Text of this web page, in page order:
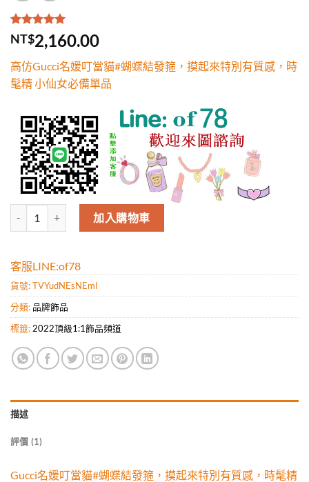
評分5.00 /
5，已有
1
位
分
NT$2,160.00
高仿Gucci名媛叮當貓#蝴蝶結發箍，摸起來特別有質感，時
髦精 小仙女必備單品
高仿Gucci名媛叮當貓#蝴蝶結發箍，摸起來特別有質感，時髦精 小仙
加入購物車
客服LINE:of78
貨號:TVYudNEsNEml
分類: 品牌飾品
標籤: 2022頂級1:1飾品頻道
描述
評價 (1)
Gucci名媛叮當貓#蝴蝶結發箍，摸起來特別有質感，時髦精